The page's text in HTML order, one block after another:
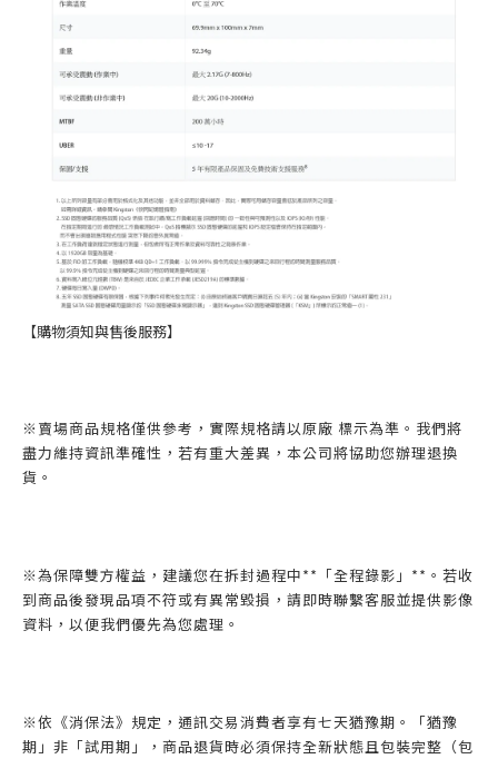
【購物須知與售後服務】
※賣場商品規格僅供參考，實際規格請以原廠 標示為準。我們將
盡力維持資訊準確性，若有重大差異，本公司將協助您辦理退換
貨。
※為保障雙方權益，建議您在拆封過程中**「全程錄影」**。若收
到商品後發現品項不符或有異常毀損，請即時聯繫客服並提供影像
資料，以便我們優先為您處理。
※依《消保法》規定，通訊交易消費者享有七天猶豫期。「猶豫
期」非「試用期」，商品退貨時必須保持全新狀態且包裝完整（包